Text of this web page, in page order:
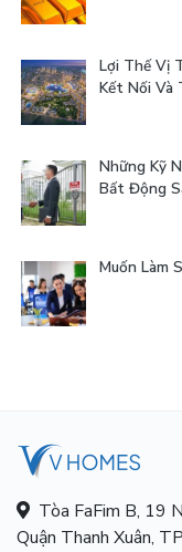
Lợi Thế Vị
Kết Nối Và
Những Kỹ
Bất Động
Muốn Làm
Tòa FaFim B, 19
Quận Thanh Xuân,